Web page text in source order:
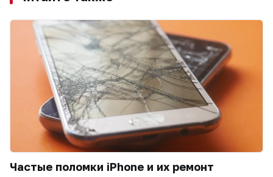
Частые поломки iPhone и их ремонт